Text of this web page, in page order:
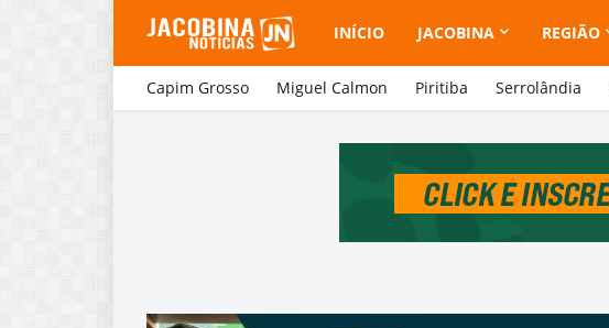
INÍCIO JACOBINA REGIÃO
Capim Grosso Miguel Calmon Piritiba Serrolândia